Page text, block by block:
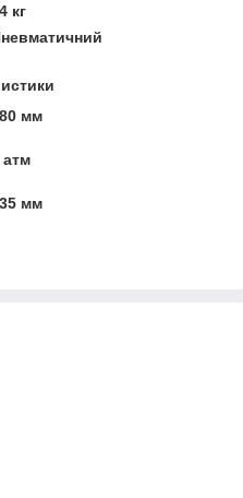
кг
мм
атм
мм